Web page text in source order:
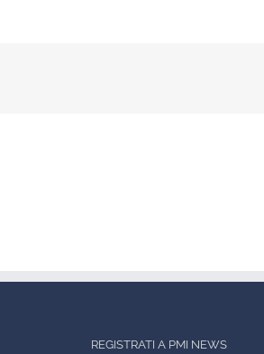
REGISTRATI A PMI NEWS